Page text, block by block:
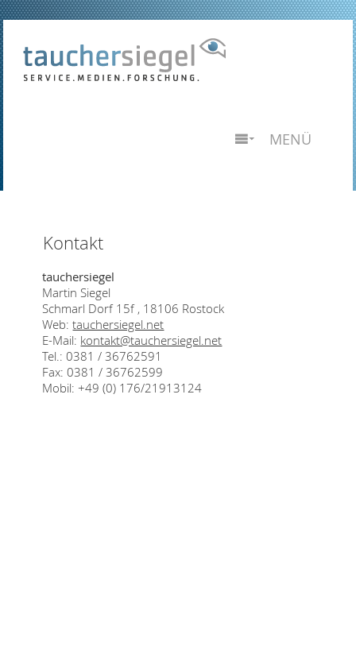
MENÜ
Kontakt
tauchersiegel
Martin Siegel
Schmarl Dorf 15f , 18106 Rostock
Web:tauchersiegel.net
E-Mail: kontakt@tauchersiegel.net
Tel.: 0381 / 36762591
Fax: 0381 / 36762599
Mobil: +49 (0) 176/21913124